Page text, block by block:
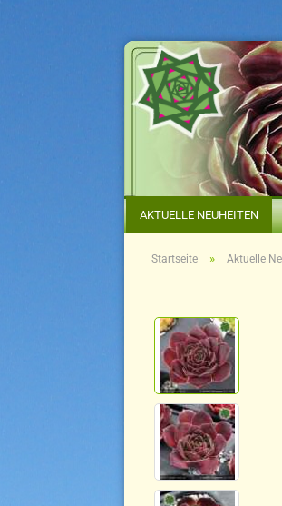
AKTUELLE NEUHEITEN
Startseite » Aktuelle